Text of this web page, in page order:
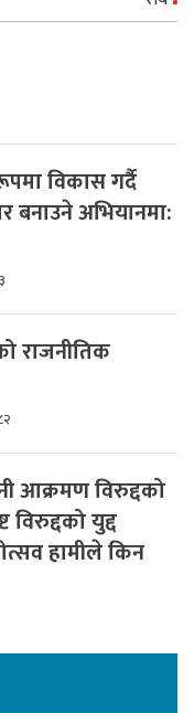
विकास गर्दै
बनाउने अभियानमा:
राजनीतिक
आक्रमण विरुद्दको
विरुद्दको युद्द
हामीले किन